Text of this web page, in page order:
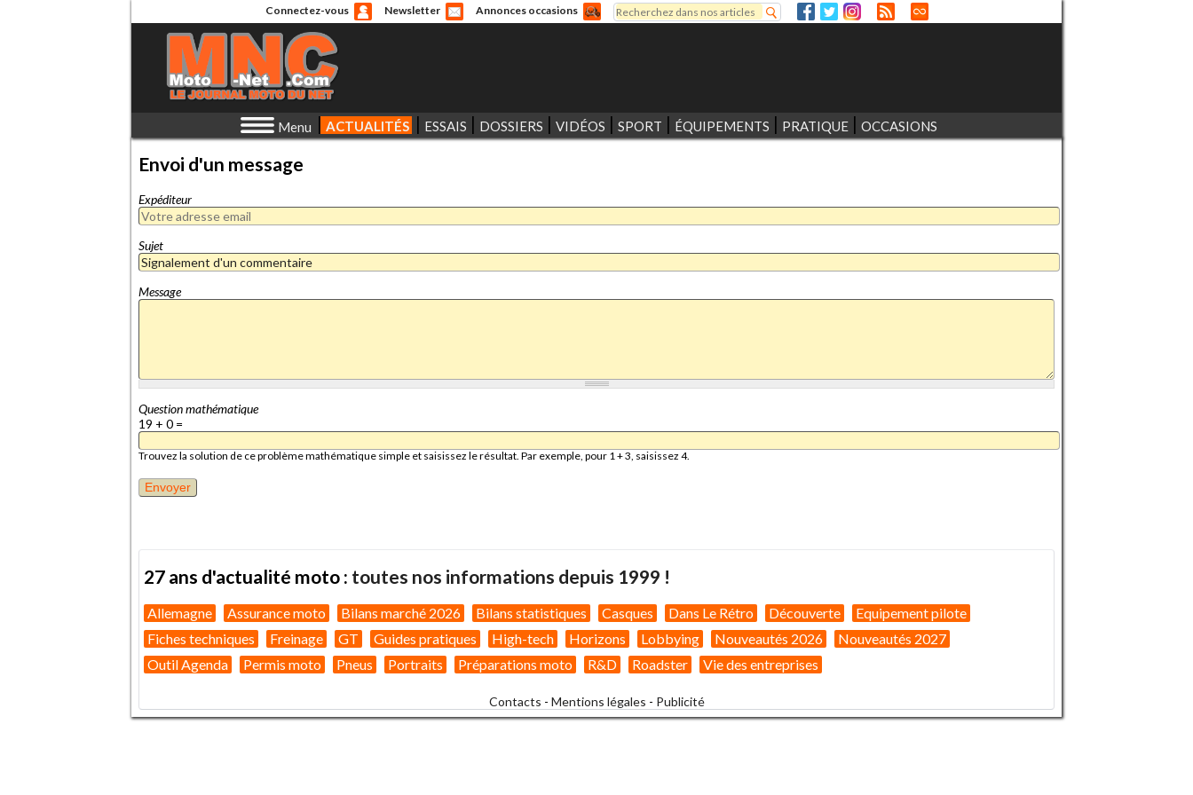
Connectez-vous Newsletter Annonces occasions
Formulaire de recherche
Rechercher
Menu ACTUALITÉS ESSAIS DOSSIERS VIDÉOS SPORT ÉQUIPEMENTS PRATIQUE OCCASIONS
Envoi d'un message
Expéditeur
Sujet
Message
Question mathématique
19 + 0 =
Trouvez la solution de ce problème mathématique simple et saisissez le résultat. Par exemple, pour 1 + 3, saisissez 4.
27 ans d'actualité moto : toutes nos informations depuis 1999 !
Allemagne Assurance moto Bilans marché 2026 Bilans statistiques Casques Dans Le Rétro Découverte
Equipement pilote
Fiches techniques
Freinage GT Guides pratiques High-tech Horizons Lobbying Nouveautés 2026
Nouveautés 2027
Outil Agenda
Permis moto Pneus Portraits Préparations moto R&D Roadster Vie des entreprises
Contacts - Mentions légales - Publicité